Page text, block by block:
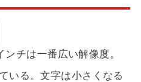
チは一番広い解像度。
いる。文字は小さくなる